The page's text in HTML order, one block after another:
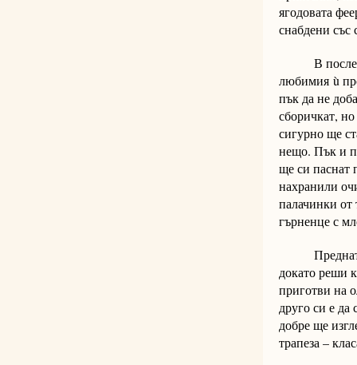
ягодовата
снабдени
В
любимия ù
пък да не
сборичкат,
сигурно ще
нещо. Пък и
ще си паснат
нахранили
палачинки от
гърненце с
Предната
докато реши
приготви на
друго си е да
добре ще
трапеза –